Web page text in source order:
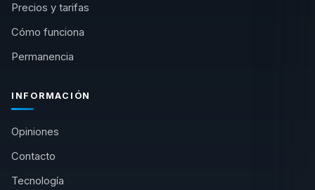
Precios y tarifas
Cómo funciona
Permanencia
INFORMACIÓN
Opiniones
Contacto
Tecnología